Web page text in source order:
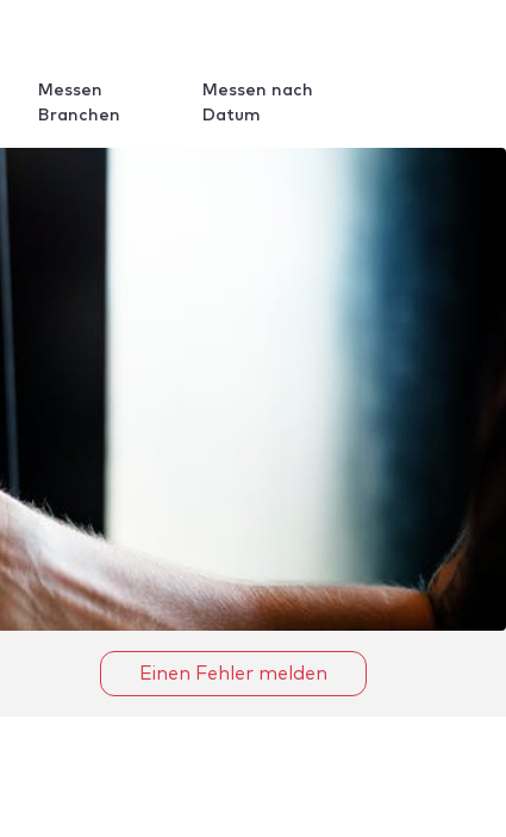
Messen
Branchen
Messen nach
Datum
Einen Fehler melden